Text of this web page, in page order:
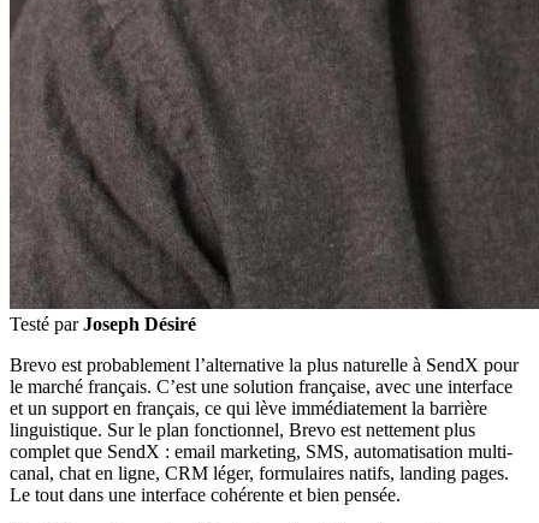
Testé parJoseph Désiré
Brevo est probablement l’alternative la plus naturelle à SendX pour
le marché français. C’est une solution française, avec une interface
et un support en français, ce qui lève immédiatement la barrière
linguistique. Sur le plan fonctionnel, Brevo est nettement plus
complet que SendX : email marketing, SMS, automatisation multi-
canal, chat en ligne, CRM léger, formulaires natifs, landing pages.
Le tout dans une interface cohérente et bien pensée.